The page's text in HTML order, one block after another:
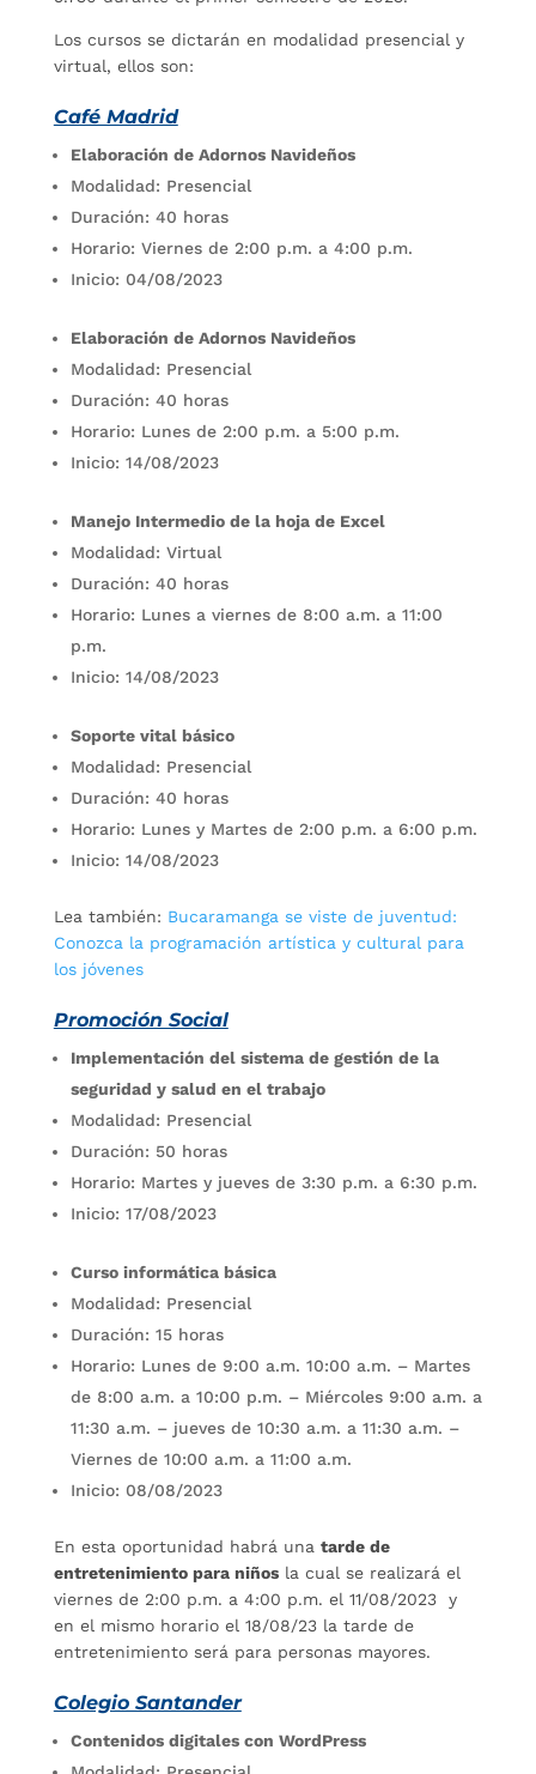
Los cursos se dictarán en modalidad presencial y
virtual, ellos son:
Café Madrid
Elaboración de Adornos Navideños
Modalidad: Presencial
Duración: 40 horas
Horario: Viernes de 2:00 p.m. a 4:00 p.m.
Inicio: 04/08/2023
Elaboración de Adornos Navideños
Modalidad: Presencial
Duración: 40 horas
Horario: Lunes de 2:00 p.m. a 5:00 p.m.
Inicio: 14/08/2023
Manejo Intermedio de la hoja de Excel
Modalidad: Virtual
Duración: 40 horas
Horario: Lunes a viernes de 8:00 a.m. a 11:00
p.m.
Inicio: 14/08/2023
Soporte vital básico
Modalidad: Presencial
Duración: 40 horas
Horario: Lunes y Martes de 2:00 p.m. a 6:00 p.m.
Inicio: 14/08/2023
Lea también: Bucaramanga se viste de juventud:
Conozca la programación artística y cultural para
los jóvenes
Promoción Social
Implementación del sistema de gestión de la
seguridad y salud en el trabajo
Modalidad: Presencial
Duración: 50 horas
Horario: Martes y jueves de 3:30 p.m. a 6:30 p.m.
Inicio: 17/08/2023
Curso informática básica
Modalidad: Presencial
Duración: 15 horas
Horario: Lunes de 9:00 a.m. 10:00 a.m. – Martes
de 8:00 a.m. a 10:00 p.m. – Miércoles 9:00 a.m. a
11:30 a.m. – jueves de 10:30 a.m. a 11:30 a.m. –
Viernes de 10:00 a.m. a 11:00 a.m.
Inicio: 08/08/2023
En esta oportunidad habrá una tarde de
entretenimiento para niñosla cual se realizará el
viernes de 2:00 p.m. a 4:00 p.m. el 11/08/2023 y
en el mismo horario el 18/08/23 la tarde de
entretenimiento será para personas mayores.
Colegio Santander
Contenidos digitales con WordPress